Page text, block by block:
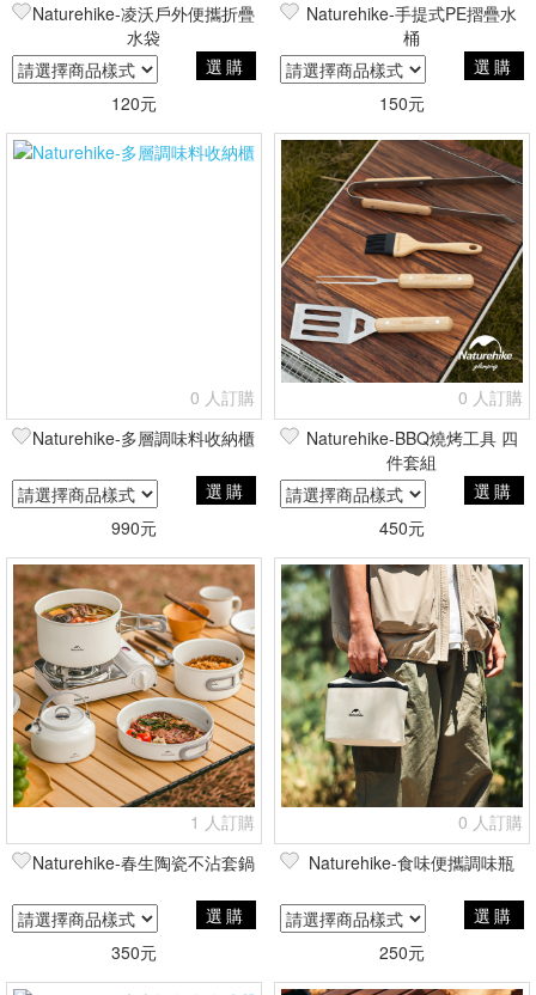
Naturehike-凌沃戶外便攜折疊
水袋
選購
120元
Naturehike-手提式PE摺疊水
桶
選購
150元
0 人訂購
Naturehike-多層調味料收納櫃
選購
990元
0 人訂購
Naturehike-BBQ燒烤工具 四
件套組
選購
450元
1 人訂購
Naturehike-春生陶瓷不沾套鍋
選購
350元
0 人訂購
Naturehike-食味便攜調味瓶
選購
250元